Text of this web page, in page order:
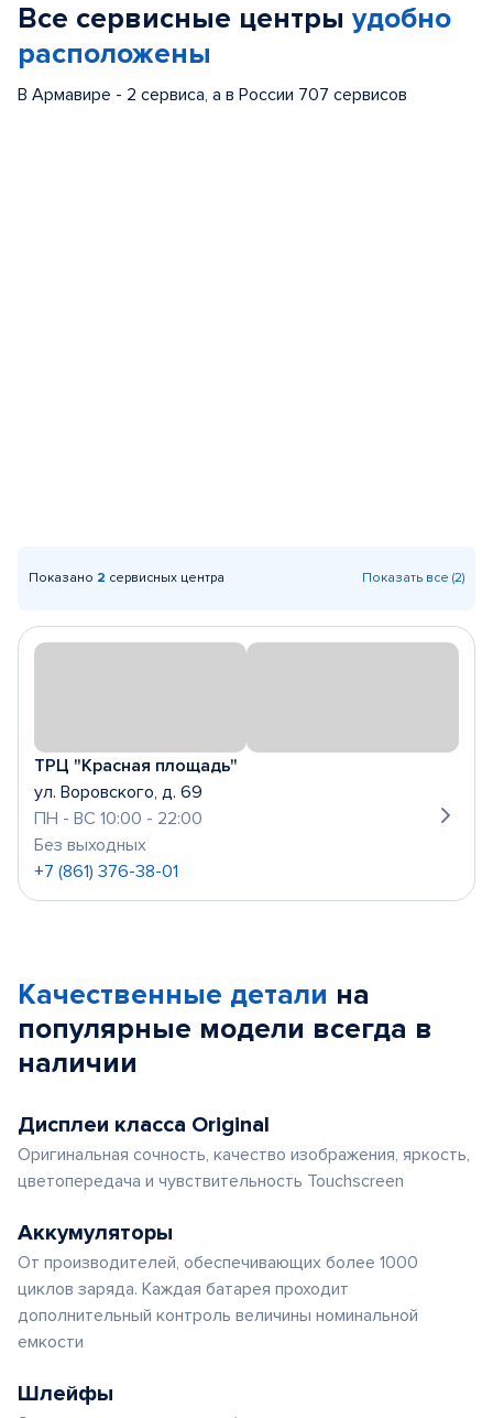
Все сервисные центры удобно
расположены
В Армавире - 2 сервиса, а в России 707 сервисов
Показано 2 сервисных центра Показать все (2)
ТРЦ "Красная площадь"
ул. Воровского, д. 69
ПН - ВС 10:00 - 22:00
Без выходных
+7 (861) 376-38-01
Качественные детали на
популярные модели всегда в
наличии
Дисплеи класса Original
Оригинальная сочность, качество изображения, яркость,
цветопередача и чувствительность Touchscreen
Аккумуляторы
От производителей, обеспечивающих более 1000
циклов заряда. Каждая батарея проходит
дополнительный контроль величины номинальной
емкости
Шлейфы